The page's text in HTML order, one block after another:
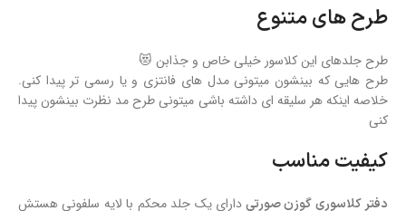
طرح های متنوع
طرح جلدهای این کلاسور خیلی خاص و جذابن 😻
طرح هایی که بینشون میتونی مدل های فانتزی و یا رسمی تر پیدا کنی.
خلاصه اینکه هر سلیقه ای داشته باشی میتونی طرح مد نظرت بینشون پیدا
کنی
کیفیت مناسب
دفتر کلاسوری گوزن صورتیدارای یک جلد محکم با لایه سلفونی هستش